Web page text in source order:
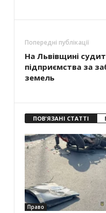
Попередні публікації
На Львівщині
підприємства за
земель
ПОВ'ЯЗАНІ СТАТТІ
Право